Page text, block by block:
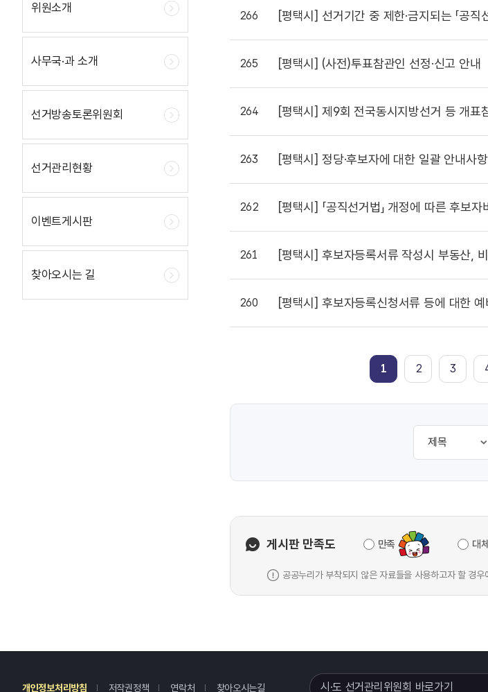
위원소개
사무국·과 소개
선거방송토론위원회
선거관리현황
이벤트게시판
찾아오시는 길
266 [평택시] 선거기간 중 제한·금지되는 「공직
265 [평택시] (사전)투표참관인 선정·신고 안내
264 [평택시] 제9회 전국동시지방선거 등 개표
263 [평택시] 정당·후보자에 대한 일괄 안내사
262 [평택시] 「공직선거법」 개정에 따른 후보
261 [평택시] 후보자등록서류 작성시 부동산,
260 [평택시] 후보자등록신청서류 등에 대한 예
1 2 3
게시판 만족도 만족 대
공공누리가 부착되지 않은 자료들을 사용하고자 할 경
개인정보처리방침 저작권정책 연락처 찾아오시는길 시·도 선거관리위원회 바로가기